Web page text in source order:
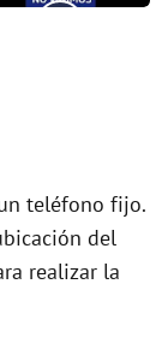
teléfono fijo.
del
realizar la